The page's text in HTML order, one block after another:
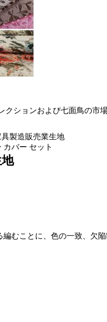
ジ
たします！
クションおよび七面鳥の市
製造販売業生地
カバー セット
むことに、色の一致、欠